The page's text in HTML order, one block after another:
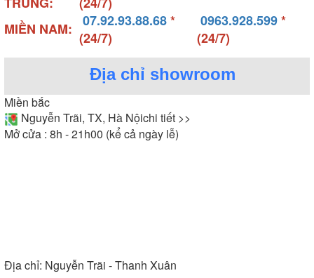
MIỀN NAM:
07.92.93.88.68*
(24/7)
0963.928.599*
(24/7)
Địa chỉ showroom
Miền bắc
Nguyễn Trãi, TX, Hà Nộichi tiết >>
Mở cửa : 8h - 21h00 (kể cả ngày lễ)
Địa chỉ: Nguyễn Trãi - Thanh Xuân